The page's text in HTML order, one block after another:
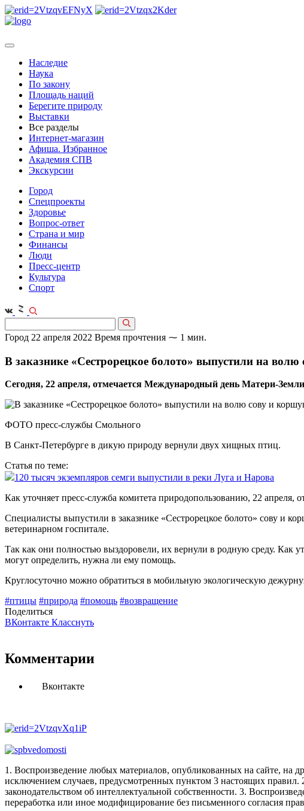
Наследие
Наука
По закону
Площадь наций
Берегите природу
Выставки
Все разделы
Интернет-магазин
Афиша. Избранное
Академия СПВ
Экскурсии
Город
Спецпроекты
Здоровье
Вопрос-ответ
Страна и мир
Финансы
Люди
Пресс-центр
Культура
Спорт
Город 22 апреля 2022 Время прочтения ⁓ 1 мин.
В заказнике «Сестрорецкое болото» выпустили на
Сегодня, 22 апреля, отмечается Международный день Матери-
ФОТО пресс-службы Смольного
В Санкт-Петербурге в дикую природу вернули двух хищных птиц.
Статья по теме:
120 тысяч экземпляров семги выпустили в реки Луга и Нарова
Как уточняет пресс-служба комитета природопользованию, 22
Специалисты выпустили в заказнике «Сестрорецкое болото» сову и
ветеринарном госпитале.
Так как они полностью выздоровели, их вернули в родную среду. Как
могут определить, нужна ли ему помощь.
Круглосуточно можно обратиться в мобильную экологическую
#птицы #природа #помощь #возвращение
Поделиться
ВКонтакте Класснуть
Комментарии
Вконтакте
1. Воспроизведение любых материалов, опубликованных на сайте, на
исключением случаев, предусмотренных пунктом 3 настоящих правил.
законодательством об интеллектуальной собственности. 3.
переработка или иное модифицирование без письменного согласия